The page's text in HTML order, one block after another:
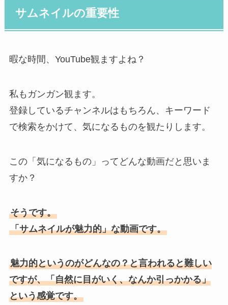
サムネイルの重要性
暇な時間、YouTube観ますよね？
私もガンガン観ます。
登録しているチャンネルはもちろん、キーワード
で検索をかけて、気になるものを観たりします。
この「気になるもの」ってどんな動画だと思いま
すか？
そうです。
「サムネイルが魅力的」な動画です。
魅力的というのがどんなの？と言われると難しい
ですが、「自然に目がいく、なんか引っかかる」
という感覚です。